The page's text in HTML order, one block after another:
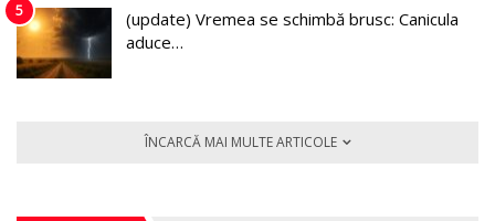
5
(update) Vremea se schimbă brusc: Canicula
aduce…
ÎNCARCĂ MAI MULTE ARTICOLE